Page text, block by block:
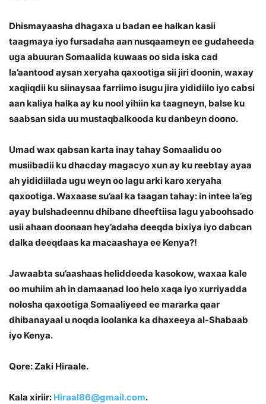
Dhismayaasha dhagaxa u badan ee halkan kasii
taagmaya iyo fursadaha aan nusqaameyn ee gudaheeda
uga abuuran Somaalida kuwaas oo sida iska cad
la’aantood aysan xeryaha qaxootiga sii jiri doonin, waxay
xaqiiqdii ku siinaysaa farriimo isugu jira yididiilo iyo cabsi
aan kaliya halka ay ku nool yihiin ka taagneyn, balse ku
saabsan sida uu mustaqbalkooda ku danbeyn doono.
Umad wax qabsan karta inay tahay Somaalidu oo
musiibadii ku dhacday magacyo xun ay ku reebtay ayaa
ah yididiilada ugu weyn oo lagu arki karo xeryaha
qaxootiga. Waxaase su’aal ka taagan tahay: in intee la’eg
ayay bulshadeennu dhibane dheeftiisa lagu yaboohsado
usii ahaan doonaan hey’adaha deeqda bixiya iyo dabcan
dalka deeqdaas ka macaashaya ee Kenya?!
Jawaabta su’aashaas heliddeeda kasokow, waxaa kale
oo muhiim ah in damaanad loo helo xaqa iyo xurriyadda
nolosha qaxootiga Somaaliyeed ee mararka qaar
dhibanayaal u noqda loolanka ka dhaxeeya al-Shabaab
iyo Kenya.
Qore: Zaki Hiraale.
Kala xiriir: Hiraal86@gmail.com.